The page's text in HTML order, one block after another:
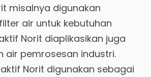
misalnya digunakan
air untuk kebutuhan
Norit diaplikasikan juga
air pemrosesan industri.
Norit digunakan sebagai